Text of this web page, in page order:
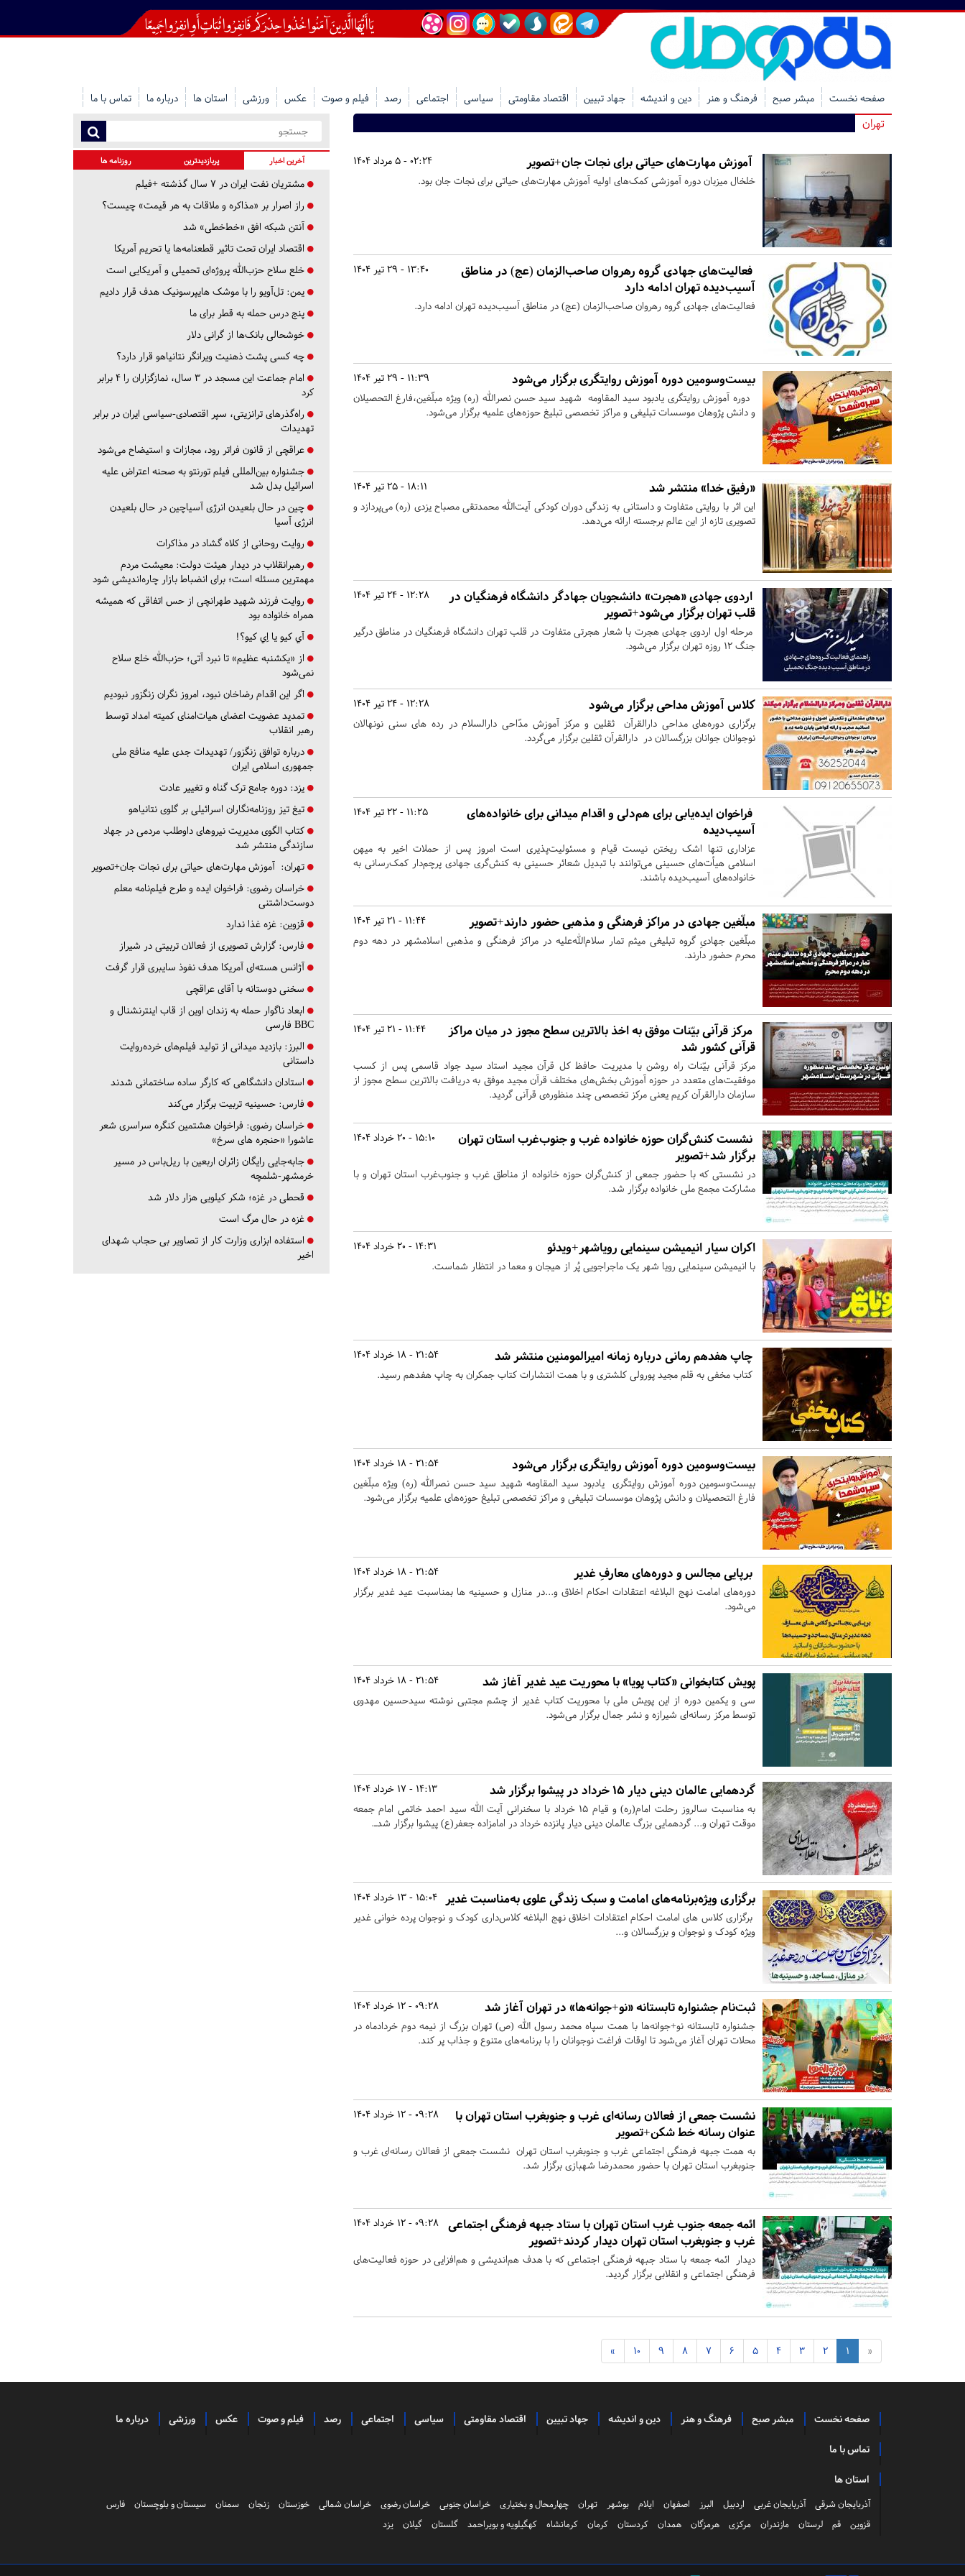
صفحه نخست مبشر صبح فرهنگ و هنر دین و اندیشه جهاد تبیین اقتصاد مقاومتی سیاسی اجتماعی رصد فیلم و صوت عکس ورزشی استان ها درباره ما تماس با ما
تهران
02:24 - 5 مرداد 1404 آموزش مهارت‌های حیاتی برای نجات جان+تصویر
خلخال میزبان دوره آموزشی کمک‌های اولیه آموزش مهارت‌های حیاتی برای نجات جان بود.
13:40 - 29 تیر 1404
فعالیت‌های جهادی گروه رهروان صاحب‌الزمان (عج) در مناطق
آسیب‌دیده تهران ادامه دارد
فعالیت‌های جهادی گروه رهروان صاحب‌الزمان (عج) در مناطق آسیب‌دیده تهران ادامه دارد.
11:39 - 29 تیر 1404 بیست‌وسومین دوره آموزش روایتگری برگزار می‌شود
دوره آموزش روایتگری یادبود سید المقاومه شهید سید حسن نصرالله (ره) ویژه مبلّغین،فارغ التحصیلان
و دانش پژوهان موسسات تبلیغی و مراکز تخصصی تبلیغ حوزه‌های علمیه برگزار می‌شود.
18:11 - 25 تیر 1404 «رفیق خدا» منتشر شد
این اثر با روایتی متفاوت و داستانی به زندگی دوران کودکی آیت‌الله محمدتقی مصباح یزدی (ره) می‌پردازد و
تصویری تازه از این عالم برجسته ارائه می‌دهد.
12:28 - 24 تیر 1404
اردوی جهادی «هجرت» دانشجویان جهادگر دانشگاه فرهنگیان در
قلب تهران برگزار می‌شود+تصویر
مرحله اول اردوی جهادی هجرت با شعار هجرتی متفاوت در قلب تهران دانشگاه فرهنگیان در مناطق درگیر
جنگ ۱۲ روزه تهران برگزار می‌شود.
12:28 - 24 تیر 1404 کلاس آموزش مداحی برگزار می‌شود
برگزاری دوره‌های مداحی دارالقرآن ثقلین و مرکز آموزش مدّاحی دارالسلام در رده های سنی نونهالان
نوجوانان جوانان بزرگسالان در دارالقرآن ثقلین برگزار می‌گردد.
11:25 - 22 تیر 1404
فراخوان ایده‌یابی برای هم‌دلی و اقدام میدانی برای خانواده‌های
آسیب‌دیده
عزاداری تنها اشک ریختن نیست قیام و مسئولیت‌پذیری است امروز پس از حملات اخیر به میهن
اسلامی هیأت‌های حسینی می‌توانند با تبدیل شعائر حسینی به کنش‌گری جهادی پرچم‌دار کمک‌رسانی به
خانواده‌های آسیب‌دیده باشند.
11:44 - 21 تیر 1404 مبلّغین جهادی در مراکز فرهنگی و مذهبی حضور دارند+تصویر
مبلّغین جهادیِ گروه تبلیغی میثم تمار سلام‌الله‌علیه در مراکز فرهنگی و مذهبی اسلامشهر در دهه دوم
محرم حضور دارند.
11:44 - 21 تیر 1404
مرکز قرآنی بیّنات موفق به اخذ بالاترین سطح مجوز در میان مراکز
قرآنی کشور شد
مرکز قرآنی بیّنات راه روشن با مدیریت حافظ کل قرآن مجید استاد سید جواد قاسمی پس از کسب
موفقیت‌های متعدد در حوزه آموزش بخش‌های مختلف قرآن مجید موفق به دریافت بالاترین سطح مجوز از
سازمان دارالقرآن کریم یعنی مرکز تخصصی چند منظوره‌ی قرآنی گردید.
15:10 - 20 خرداد 1404
نشست کنش‌گران حوزه خانواده غرب و جنوب‌غرب استان تهران
برگزار شد+تصویر
در نشستی که با حضور جمعی از کنش‌گران حوزه خانواده از مناطق غرب و جنوب‌غرب استان تهران و با
مشارکت مجمع ملی خانواده برگزار شد.
14:31 - 20 خرداد 1404 اکران سیار انیمیشن سینمایی رویاشهر+ویدئو
با انیمیشن سینمایی رویا شهر یک ماجراجویی پُر از هیجان و معما در انتظار شماست.
21:54 - 18 خرداد 1404 چاپ هفدهم رمانی درباره زمانه امیرالمومنین منتشر شد
کتاب مخفی به قلم مجید پورولی کلشتری و با همت انتشارات کتاب جمکران به چاپ هفدهم رسید.
21:54 - 18 خرداد 1404 بیست‌وسومین دوره آموزش روایتگری برگزار می‌شود
بیست‌وسومین دوره آموزش روایتگری یادبود سید المقاومه شهید سید حسن نصرالله (ره) ویژه مبلّغین
فارغ التحصیلان و دانش پژوهان موسسات تبلیغی و مراکز تخصصی تبلیغ حوزه‌های علمیه برگزار می‌شود.
21:54 - 18 خرداد 1404 برپایی مجالس و دوره‌های معارفِ غدیر
دوره‌های امامت نهج البلاغه اعتقادات احکام اخلاق و...در منازل و حسینیه ها بمناسبت عید غدیر برگزار
می‌شود.
21:54 - 18 خرداد 1404 پویش کتابخوانی «کتاب پویا» با محوریت عید غدیر آغاز شد
سی و یکمین دوره از این پویش ملی با محوریت کتاب غدیر از چشم مجتبی نوشته سیدحسین مهدوی
توسط مرکز رسانه‌ای شیرازه و نشر جمال برگزار می‌شود.
14:13 - 17 خرداد 1404 گردهمایی عالمان دینی دیار ۱۵ خرداد در پیشوا برگزار شد
به مناسبت سالروز رحلت امام(ره) و قیام ۱۵ خرداد با سخنرانی آیت الله سید احمد خاتمی امام جمعه
موقت تهران و... گردهمایی بزرگ عالمان دینی دیار پانزده خرداد در امامزاده جعفر(ع) پیشوا برگزار شدـ.
15:04 - 13 خرداد 1404 برگزاری ویژه‌برنامه‌های امامت و سبک زندگی علوی به‌مناسبت غدیر
برگزاری کلاس های امامت احکام اعتقادات اخلاق نهج البلاغه کلاس‌داری کودک و نوجوان پرده خوانی غدیر
ویژه کودک و نوجوان و بزرگسالان و...
09:28 - 12 خرداد 1404 ثبت‌نام جشنواره تابستانه «نو+جوانه‌ها» در تهران آغاز شد
جشنواره تابستانه نو+جوانه‌ها با همت سپاه محمد رسول الله (ص) تهران بزرگ از نیمه دوم خردادماه در
محلات تهران آغاز می‌شود تا اوقات فراغت نوجوانان را با برنامه‌های متنوع و جذاب پر کند.
09:28 - 12 خرداد 1404
نشست جمعی از فعالان رسانه‌ای غرب و جنوبغرب استان تهران با
عنوان رسانه خط شکن+تصویر
به همت جبهه فرهنگی‌ اجتماعی غرب و جنوبغرب استان تهران نشست جمعی از فعالان رسانه‌ای غرب و
جنوبغرب استان تهران با حضور محمدرضا شهبازی برگزار شد.
09:28 - 12 خرداد 1404
ائمه جمعه جنوب غرب استان تهران با ستاد جبهه فرهنگی اجتماعی
غرب و جنوبغرب استان تهران دیدار کردند+تصویر
دیدار ائمه جمعه با ستاد جبهه فرهنگی اجتماعی که با هدف هم‌اندیشی و هم‌افزایی در حوزه فعالیت‌های
فرهنگی اجتماعی و انقلابی برگزار گردید.
«
1
2
3
4
5
6
7
8
9
10
»
آخرین اخبار پربازدیدترین روزنامه ها
مشتریان نفت ایران در ۷ سال گذشته +فیلم
راز اصرار بر «مذاکره و ملاقات به هر قیمت» چیست؟
آنتن شبکه افق «خط‌خطی» شد
اقتصاد ایران تحت تاثیر قطعنامه‌ها یا تحریم‌ آمریکا
خلع سلاح حزب‌الله پروژه‌ای تحمیلی و آمریکایی است
یمن: تل‌آویو را با موشک هایپرسونیک هدف قرار دادیم
پنج درس‌ حمله به قطر برای ما
خوشحالی بانک‌ها از گرانی دلار
چه کسی پشت ذهنیت ویرانگر نتانیاهو قرار دارد؟
امام جماعت این مسجد در ۳ سال، نمازگزاران را ۴ برابر
کرد
راه‌گذرهای ترانزیتی، سپر اقتصادی-سیاسی ایران در برابر
تهدیدات
عراقچی از قانون فراتر رود، مجازات و استیضاح می‌شود
جشنواره بین‌المللی فیلم تورنتو به صحنه اعتراض علیه
اسرائیل بدل شد
چین در حال بلعیدن انرژی آسیاچین در حال بلعیدن
انرژی آسیا
روایت روحانی از کلاه گشاد در مذاکرات
رهبرانقلاب در دیدار هیئت دولت: معیشت مردم
مهمترین مسئله است؛ برای انضباط بازار چاره‌اندیشی شود
روایت فرزند شهید طهرانچی از حس اتفاقی که همیشه
همراه خانواده بود
آي كيو يا اِي كيو؟!
از «یکشنبه عظیم» تا نبرد آتی؛ حزب‌الله خلع سلاح
نمی‌شود
اگر این اقدام رضاخان نبود، امروز نگران زنگزور نبودیم
تمدید عضویت اعضای هیات‌امنای کمیته امداد توسط
رهبر انقلاب
درباره توافق زنگزور/ تهدیدات جدی علیه منافع ملی
جمهوری اسلامی ایران
یزد: دوره جامع ترک گناه و تغییر عادت
تیغ تیز روزنامه‌نگاران اسرائیلی بر گلوی نتانیاهو
کتاب الگوی مدیریت نیروهای داوطلب مردمی در جهاد
سازندگی منتشر شد
تهران: آموزش مهارت‌های حیاتی برای نجات جان+تصویر
خراسان رضوی: فراخوان ایده و طرح فیلم‌نامه معلم
دوست‌داشتنی
قزوین: غزه غذا ندارد
فارس: گزارش تصویری از فعالان تربیتی در شیراز
آژانس هسته‌ای آمریکا هدف نفوذ سایبری قرار گرفت
سخنی دوستانه با آقای عراقچی
ابعاد ناگوار حمله به زندان اوین از قاب اینترنشنال و
BBC فارسی
البرز: بازدید میدانی از تولید فیلم‌های خرده‌روایت
داستانی
استادان دانشگاهی که کارگر ساده ساختمانی شدند
فارس: حسینیه تربیت برگزار می‌کند
خراسان رضوی: فراخوان هشتمین کنگره سراسری شعر
عاشورا «حنجره های سرخ»
جابه‌جایی رایگان زائران اربعین با ریل‌باس در مسیر
خرمشهر-شلمچه
قحطی در غزه؛ شکر کیلویی هزار دلار شد
غزه در حال مرگ است
استفاده ابزاری وزارت کار از تصاویر بی حجاب شهدای
اخیر
صفحه نخست مبشر صبح فرهنگ و هنر دین و اندیشه جهاد تبیین اقتصاد مقاومتی سیاسی اجتماعی رصد فیلم و صوت عکس ورزشی درباره ما
تماس با ما
استان ها
آذربایجان شرقی آذربایجان غربی اردبیل البرز اصفهان ایلام بوشهر تهران چهارمحال و بختیاری خراسان جنوبی خراسان رضوی خراسان شمالی خوزستان زنجان سمنان سیستان و بلوچستان
فارس
قزوین
قم لرستان مازندران مرکزی هرمزگان همدان کردستان کرمان کرمانشاه کهگیلویه و بویراحمد گلستان گیلان یزد